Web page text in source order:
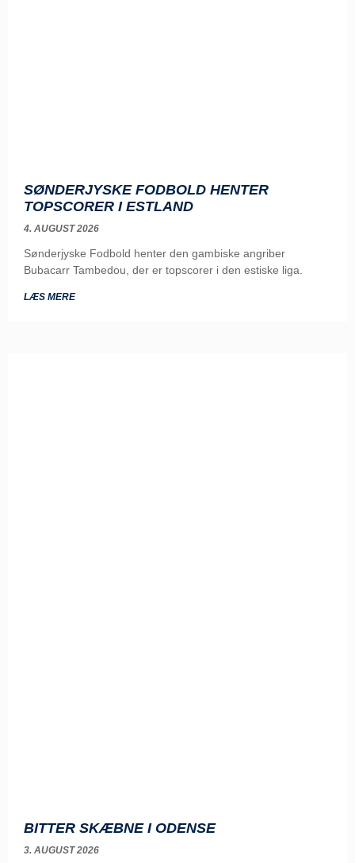
SØNDERJYSKE FODBOLD HENTER
TOPSCORER I ESTLAND
4. AUGUST 2026
Sønderjyske Fodbold henter den gambiske angriber
Bubacarr Tambedou, der er topscorer i den estiske liga.
LÆS MERE
BITTER SKÆBNE I ODENSE
3. AUGUST 2026